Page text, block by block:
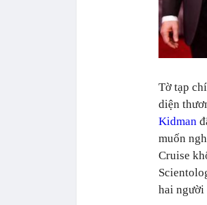
Tờ tạp
diện
Kidman
muốn
Cruise
hai người